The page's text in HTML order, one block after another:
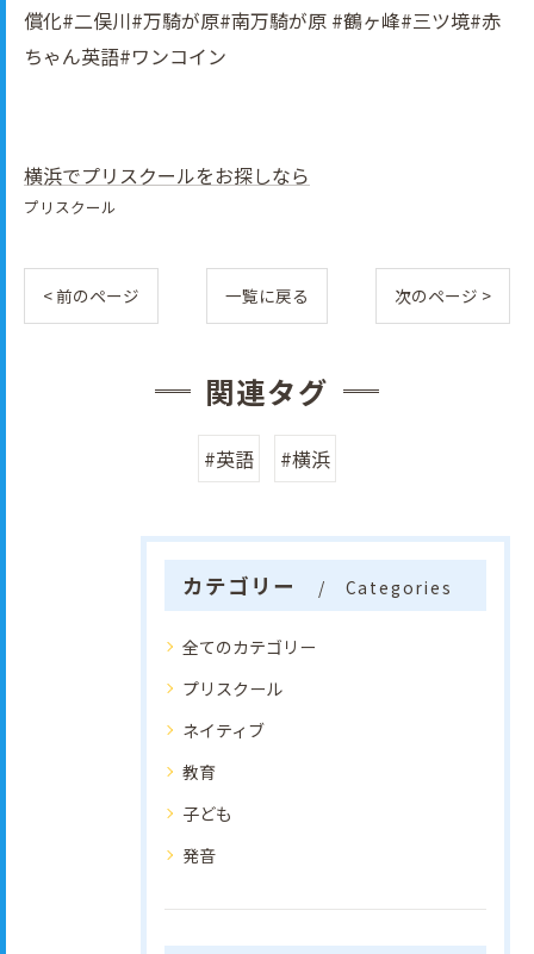
償化#二俣川#万騎が原#南万騎が原 #鶴ヶ峰#三ツ境#赤
ちゃん英語#ワンコイン
横浜でプリスクールをお探しなら
プリスクール
< 前のページ 一覧に戻る 次のページ >
関連タグ
#英語 #横浜
カテゴリー Categories
全てのカテゴリー
プリスクール
ネイティブ
教育
子ども
発音